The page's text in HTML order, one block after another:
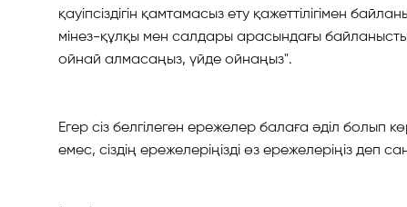
қауіпсіздігін қамтамасыз ету қажеттілігімен
мінез-құлқы мен салдары арасындағы байланысты
ойнай алмасаңыз, үйде ойнаңыз".
Егер сіз белгілеген ережелер балаға әділ болып
емес, сіздің ережелеріңізді өз ережелеріңіз деп